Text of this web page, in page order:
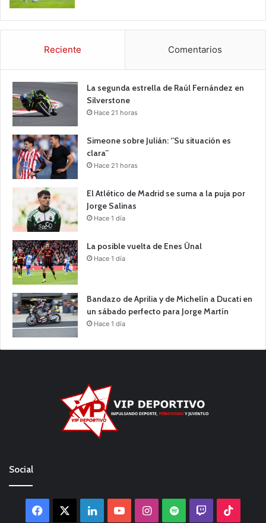
Reciente Comentarios
La segunda estrella de Raúl Fernández en
Silverstone
Hace 21 horas
Simeone sobre Julián: ‘’Su situación es
clara’’
Hace 21 horas
El Atlético de Madrid se suma a la puja por
Jorge Salinas
Hace 1 día
La posible vuelta de Enes Ünal
Hace 1 día
Bandazo de Aprilia y de Michelín a Ducati en
un sábado perfecto para Jorge Martín
Hace 1 día
Social
Facebook LinkedInYouTubeInstagram
Spotify Twitch